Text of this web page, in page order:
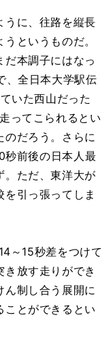
に、往路を縦長
というものだ。
本調子にはなっ
、全日本大学駅伝
いた西山だった
ってこられるとい
のだろう。さらに
秒前後の日本人最
。ただ、東洋大が
引っ張ってしま
～15秒差をつけて
き放す走りができ
ん制し合う展開に
ことができるとい